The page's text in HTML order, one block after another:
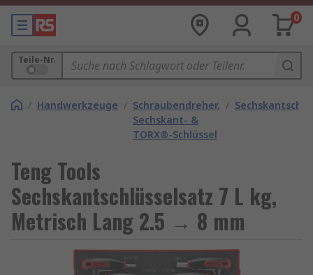
0
Teile-Nr.
/ Handwerkzeuge / Schraubendreher,
Sechskant- &
TORX®-Schlüssel
/
Teng Tools
Sechskantschlüsselsatz 7 L kg,
Metrisch Lang 2.5 → 8 mm